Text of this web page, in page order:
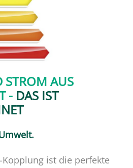
AUS
- DAS IST
ist die perfekte